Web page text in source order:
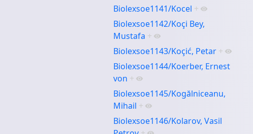
Biolexsoe1141/Kocel +
Biolexsoe1142/Koçi Bey,
Mustafa +
Biolexsoe1143/Koçić, Petar +
Biolexsoe1144/Koerber, Ernest
von +
Biolexsoe1145/Kogălniceanu,
Mihail +
Biolexsoe1146/Kolarov, Vasil